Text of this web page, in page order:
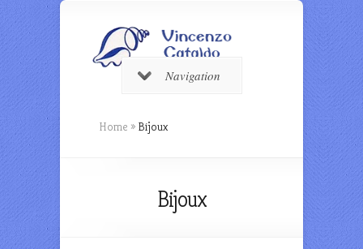
Navigation
Home » Bijoux
Bijoux